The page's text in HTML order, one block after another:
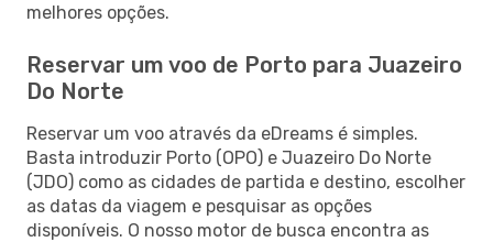
melhores opções.
Reservar um voo de Porto para Juazeiro
Do Norte
Reservar um voo através da eDreams é simples.
Basta introduzir Porto (OPO) e Juazeiro Do Norte
(JDO) como as cidades de partida e destino, escolher
as datas da viagem e pesquisar as opções
disponíveis. O nosso motor de busca encontra as